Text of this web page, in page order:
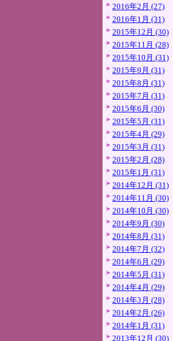
2016年2月 (27)
2016年1月 (31)
2015年12月 (30)
2015年11月 (28)
2015年10月 (31)
2015年9月 (31)
2015年8月 (31)
2015年7月 (31)
2015年6月 (30)
2015年5月 (31)
2015年4月 (29)
2015年3月 (31)
2015年2月 (28)
2015年1月 (31)
2014年12月 (31)
2014年11月 (30)
2014年10月 (30)
2014年9月 (30)
2014年8月 (31)
2014年7月 (32)
2014年6月 (29)
2014年5月 (31)
2014年4月 (29)
2014年3月 (28)
2014年2月 (26)
2014年1月 (31)
2013年12月 (30)